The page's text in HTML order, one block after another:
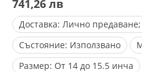
741,26 лв
Доставка: Лично предаване;
Състояние: Използвано
Размер: От 14 до 15.5 инча